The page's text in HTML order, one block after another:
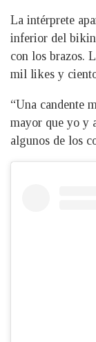
La intérprete
inferior del
con los brazos.
mil likes y
“Una candente
mayor que yo y
algunos de los